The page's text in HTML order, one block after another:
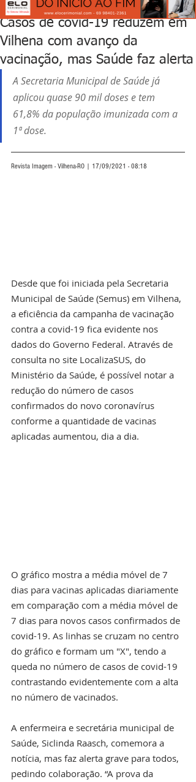
Casos de covid-19 reduzem em
Vilhena com avanço da
vacinação, mas Saúde faz alerta
A Secretaria Municipal de Saúde já
aplicou quase 90 mil doses e tem
61,8% da população imunizada com a
1ª dose.
Revista Imagem - Vilhena-RO | 17/09/2021 - 08:18
Desde que foi iniciada pela Secretaria
Municipal de Saúde (Semus) em Vilhena,
a eficiência da campanha de vacinação
contra a covid-19 fica evidente nos
dados do Governo Federal. Através de
consulta no site LocalizaSUS, do
Ministério da Saúde, é possível notar a
redução do número de casos
confirmados do novo coronavírus
conforme a quantidade de vacinas
aplicadas aumentou, dia a dia.
O gráfico mostra a média móvel de 7
dias para vacinas aplicadas diariamente
em comparação com a média móvel de
7 dias para novos casos confirmados de
covid-19. As linhas se cruzam no centro
do gráfico e formam um "X", tendo a
queda no número de casos de covid-19
contrastando evidentemente com a alta
no número de vacinados.
A enfermeira e secretária municipal de
Saúde, Siclinda Raasch, comemora a
notícia, mas faz alerta grave para todos,
pedindo colaboração. “A prova da